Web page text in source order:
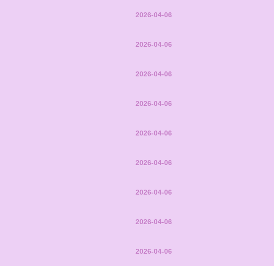
2026-04-06
2026-04-06
2026-04-06
2026-04-06
2026-04-06
2026-04-06
2026-04-06
2026-04-06
2026-04-06